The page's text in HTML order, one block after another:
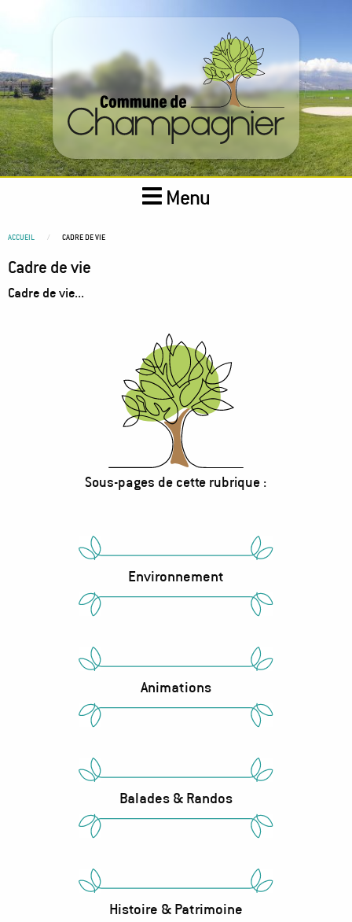
Menu
You
here
ACCUEIL CADRE DE VIE
Cadre de vie
Cadre de vie...
Sous-pages de cette rubrique :
Environnement
Animations
Balades & Randos
Histoire & Patrimoine